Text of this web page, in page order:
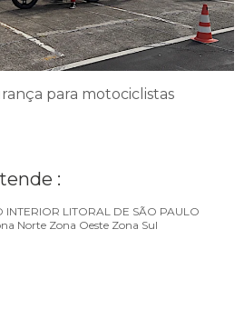
para motociclistas
:
INTERIOR LITORAL DE SÃO PAULO
Norte Zona Oeste Zona Sul